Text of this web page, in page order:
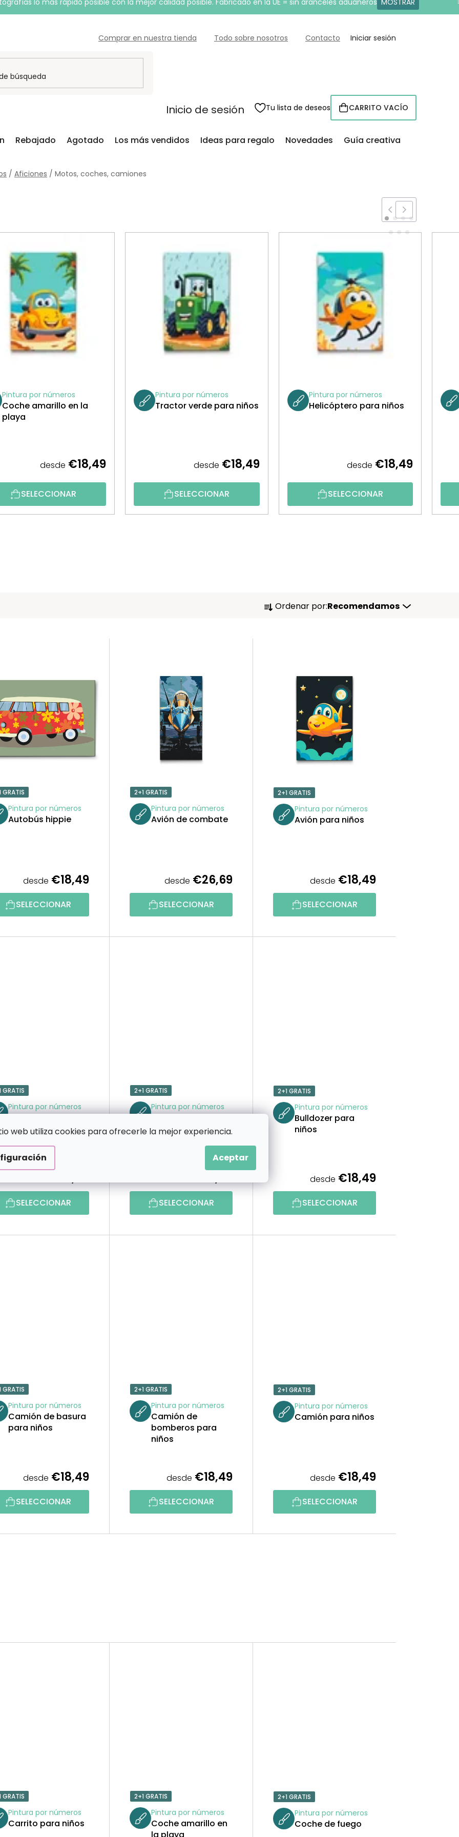
web utiliza cookies para ofrecerle la mejor experiencia.
Aceptar
lo más rápido posible con la mejor calidad posible. Fabricado en la UE = sin aranceles aduaneros MOSTRAR
Comprar en nuestra tienda Todo sobre nosotros Contacto Iniciar sesión
Inicio de sesión Tu lista de deseos CESTA
CARRITO VACÍO
Rebajado Agotado Los más vendidos Ideas para regalo Novedades Guía creativa
/ Aficiones / Motos, coches, camiones
Pintura por números
Coche amarillo en la
playa
desde €18,49
SELECCIONAR
Pintura por números
Tractor verde para niños
desde €18,49
SELECCIONAR
Pintura por números
Helicóptero para niños
desde €18,49
SELECCIONAR
O
R
O
D
O
S
Ordenar por:Recomendamos
GRATIS
Pintura por números
Autobús hippie
desde €18,49
SELECCIONAR
2+1 GRATIS
Pintura por números
Avión de combate
desde €26,69
SELECCIONAR
2+1 GRATIS
Pintura por números
Avión para niños
desde €18,49
SELECCIONAR
GRATIS
Pintura por números
Barco para niños
€18,49
SELECCIONAR
2+1 GRATIS
Pintura por números
Bicicleta para
niños
€18,49
SELECCIONAR
2+1 GRATIS
Pintura por números
Bulldozer para
niños
desde €18,49
SELECCIONAR
GRATIS
Pintura por números
Camión de basura
para niños
desde €18,49
SELECCIONAR
2+1 GRATIS
Pintura por números
Camión de
bomberos para
niños
desde €18,49
SELECCIONAR
2+1 GRATIS
Pintura por números
Camión para niños
desde €18,49
SELECCIONAR
GRATIS
Pintura por números
Carrito para niños
2+1 GRATIS
Pintura por números
Coche amarillo en
la playa
2+1 GRATIS
Pintura por números
Coche de fuego